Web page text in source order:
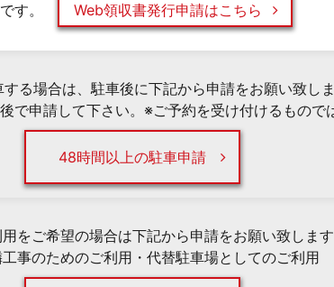
す。 Web領収書発行申請はこちら
る場合は、駐車後に下記から申請をお願い致し
で申請して下さい。※ご予約を受け付けるもので
48時間以上の駐車申請
をご希望の場合は下記から申請をお願い致しま
工事のためのご利用・代替駐車場としてのご利用